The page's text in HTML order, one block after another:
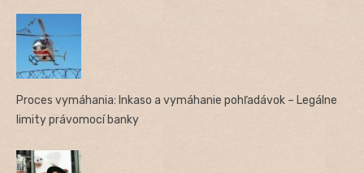
Proces vymáhania: Inkaso a vymáhanie pohľadávok – Legálne
limity právomocí banky